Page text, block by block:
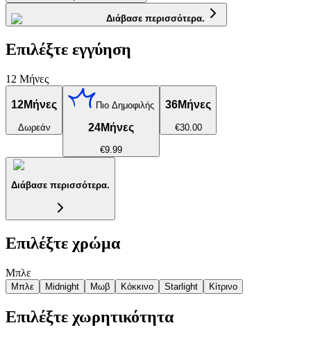
Διάβασε περισσότερα.
Επιλέξτε εγγύηση
12 Μήνες
12Μήνες
Δωρεάν
Πιο Δημοφιλής
24Μήνες
€9.99
36Μήνες
€30.00
Διάβασε περισσότερα.
Επιλέξτε χρώμα
Μπλε
Μπλε Midnight Μωβ Κόκκινο Starlight Κίτρινο
Επιλέξτε χωρητικότητα